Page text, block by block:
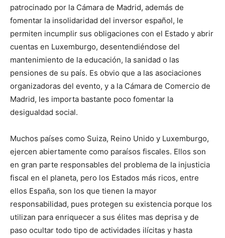
patrocinado por la Cámara de Madrid, además de
fomentar la insolidaridad del inversor español, le
permiten incumplir sus obligaciones con el Estado y abrir
cuentas en Luxemburgo, desentendiéndose del
mantenimiento de la educación, la sanidad o las
pensiones de su país. Es obvio que a las asociaciones
organizadoras del evento, y a la Cámara de Comercio de
Madrid, les importa bastante poco fomentar la
desigualdad social.
Muchos países como Suiza, Reino Unido y Luxemburgo,
ejercen abiertamente como paraísos fiscales. Ellos son
en gran parte responsables del problema de la injusticia
fiscal en el planeta, pero los Estados más ricos, entre
ellos España, son los que tienen la mayor
responsabilidad, pues protegen su existencia porque los
utilizan para enriquecer a sus élites mas deprisa y de
paso ocultar todo tipo de actividades ilícitas y hasta